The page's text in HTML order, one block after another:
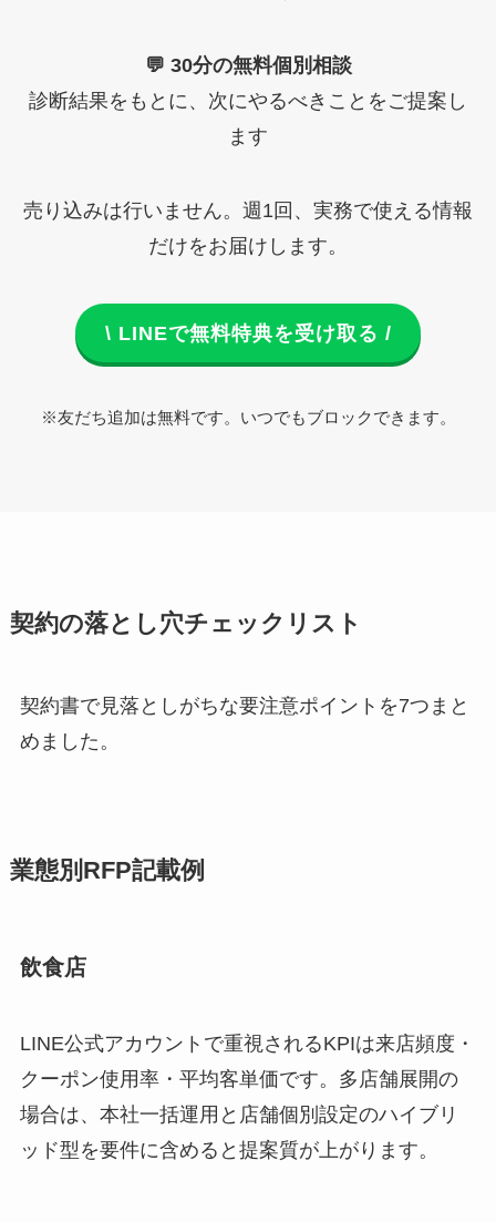
💬 30分の無料個別相談
診断結果をもとに、次にやるべきことをご提案し
ます
売り込みは行いません。週1回、実務で使える情報
だけをお届けします。
\ LINEで無料特典を受け取る /
※友だち追加は無料です。いつでもブロックできます。
契約の落とし穴チェックリスト
契約書で見落としがちな要注意ポイントを7つまと
めました。
業態別RFP記載例
飲食店
LINE公式アカウントで重視されるKPIは来店頻度・
クーポン使用率・平均客単価です。多店舗展開の
場合は、本社一括運用と店舗個別設定のハイブリ
ッド型を要件に含めると提案質が上がります。